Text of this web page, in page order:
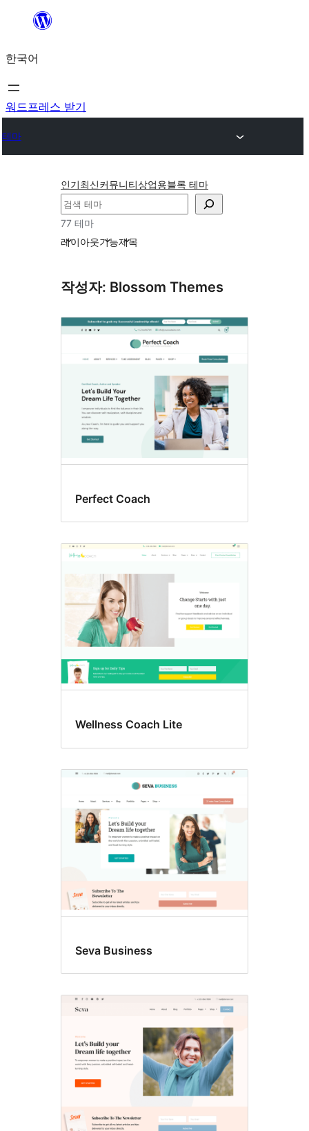
츠
로
바
가
한국어
워드프레스 받기
테마
인기최신커뮤니티상업용블록 테마
검
색
77 테마
레이아웃기능제목
작성자: Blossom Themes
Perfect Coach
Wellness Coach Lite
Seva Business